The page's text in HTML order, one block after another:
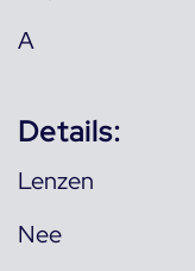
A
Details:
Lenzen
Nee